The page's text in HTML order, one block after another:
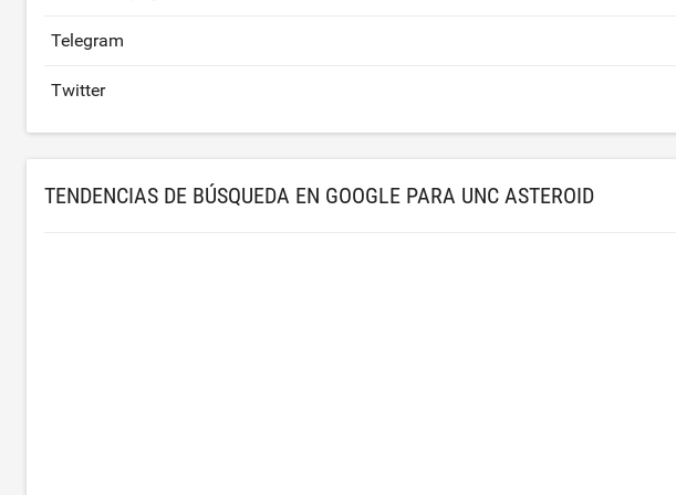
Telegram
Twitter
TENDENCIAS DE BÚSQUEDA EN GOOGLE PARA UNC ASTEROID